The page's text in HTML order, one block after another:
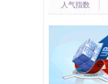
人气指数